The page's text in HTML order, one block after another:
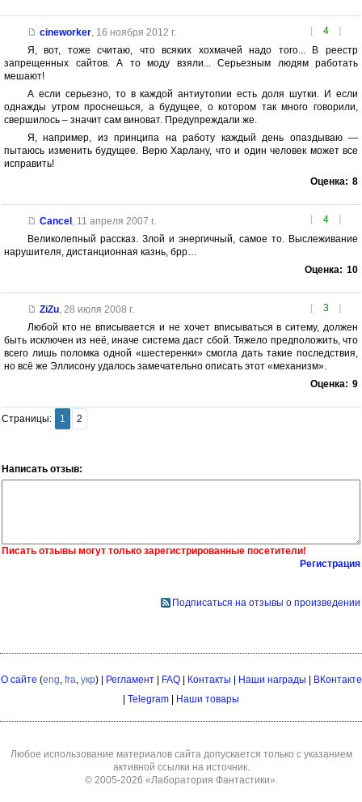
[ 4 ]
cineworker, 16 ноября 2012 г.
Я, вот, тоже считаю, что всяких хохмачей надо того... В реестр
запрещенных сайтов. А то моду взяли... Серьезным людям работать
мешают!
А если серьезно, то в каждой антиутопии есть доля шутки. И если
однажды утром проснешься, а будущее, о котором так много говорили,
свершилось – значит сам виноват. Предупреждали же.
Я, например, из принципа на работу каждый день опаздываю —
пытаюсь изменить будущее. Верю Харлану, что и один человек может все
исправить!
Оценка: 8
[ 4 ]
Cancel , 11 апреля 2007 г.
Великолепный рассказ. Злой и энергичный, самое то. Выслеживание
нарушителя, дистанционная казнь, брр…
Оценка: 10
[ 3 ]
ZiZu, 28 июля 2008 г.
Любой кто не вписывается и не хочет вписываться в ситему, должен
быть исключен из неё, иначе система даст сбой. Тяжело предположить, что
всего лишь поломка одной «шестеренки» смогла дать такие последствия,
но всё же Эллисону удалось замечательно описать этот «механизм».
Оценка: 9
Страницы: 1 2
Написать отзыв:
Писать отзывы могут только зарегистрированные посетители!
Регистрация
Подписаться на отзывы о произведении
О сайте (eng, fra, укр) | Регламент| FAQ| Контакты Наши награды
ВКонтакте
Telegram Наши товары
Любое использование материалов сайта допускается только с указанием
активной ссылки на источник.
© 2005-2026 «Лаборатория Фантастики».